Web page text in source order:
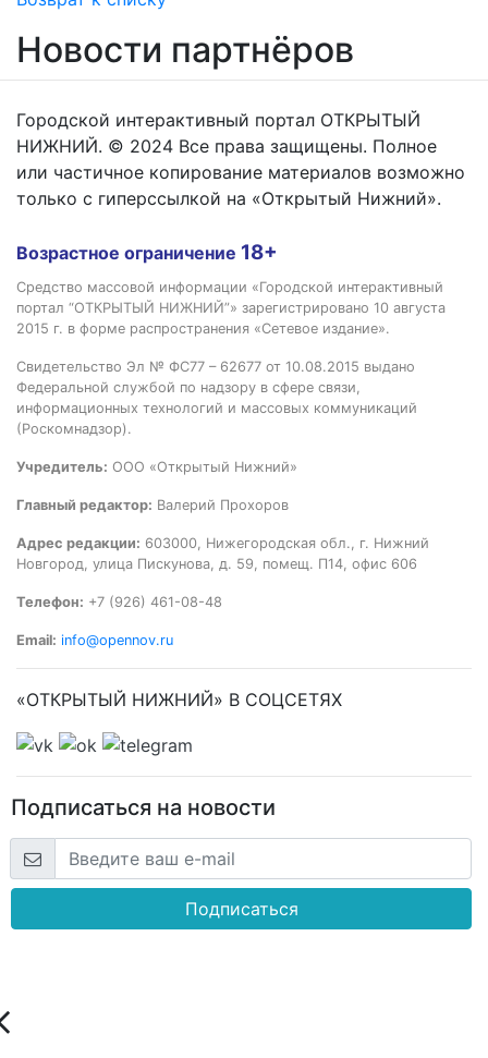
Новости партнёров
Городской интерактивный портал ОТКРЫТЫЙ
НИЖНИЙ. © 2024 Все права защищены. Полное
или частичное копирование материалов возможно
только с гиперссылкой на «Открытый Нижний».
Возрастное ограничение 18+
Средство массовой информации «Городской интерактивный
портал “ОТКРЫТЫЙ НИЖНИЙ”» зарегистрировано 10 августа
2015 г. в форме распространения «Сетевое издание».
Свидетельство Эл № ФС77 – 62677 от 10.08.2015 выдано
Федеральной службой по надзору в сфере связи,
информационных технологий и массовых коммуникаций
(Роскомнадзор).
Учредитель: ООО «Открытый Нижний»
Главный редактор: Валерий Прохоров
Адрес редакции: 603000, Нижегородская обл., г. Нижний
Новгород, улица Пискунова, д. 59, помещ. П14, офис 606
Телефон: +7 (926) 461-08-48
Email: info@opennov.ru
«ОТКРЫТЫЙ НИЖНИЙ» В СОЦСЕТЯХ
Подписаться на новости
Подписаться